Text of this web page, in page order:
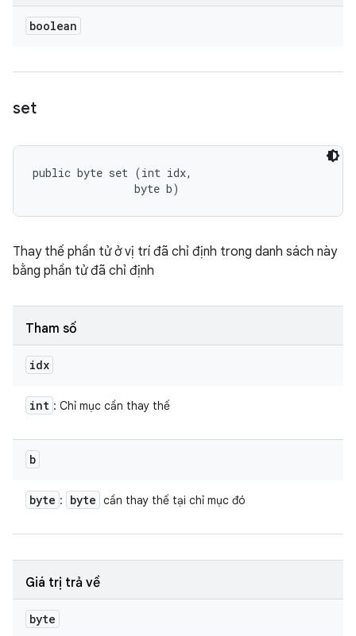
boolean
set
public byte set (int idx,
                byte b)
Thay thế phần tử ở vị trí đã chỉ định trong danh sách này
bằng phần tử đã chỉ định
Tham số
idx
int : Chỉ mục cần thay thế
b
byte : byte cần thay thế tại chỉ mục đó
Giá trị trả về
byte